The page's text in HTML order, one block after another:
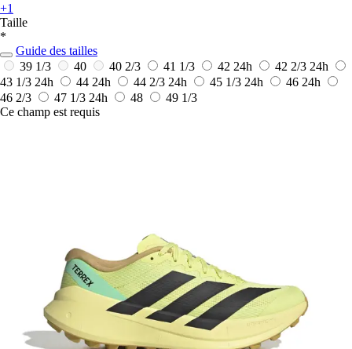
+1
Taille
*
Guide des tailles
39 1/3
40 40 2/3 41 1/3 42 24h 42 2/3 24h
43 1/3 24h 44 24h 44 2/3 24h 45 1/3 24h 46 24h
46 2/3
47 1/3 24h 48
49 1/3
Ce champ est requis